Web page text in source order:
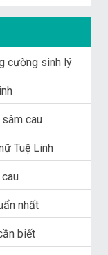
cường sinh lý
cau
Tuệ Linh
nhất
biết